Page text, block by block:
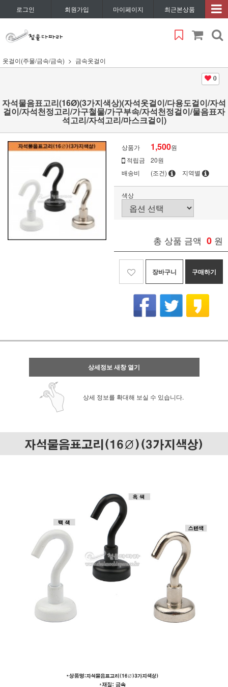
로그인 회원가입 마이페이지 최근본상품
옷걸이(주물/금속/금속) 금속옷걸이
0
자석물음표고리(16Ø)(3가지색상)(자석옷걸이/다용도걸이/자석
걸이/자석천정고리/가구철물/가구부속/자석천정걸이/물음표자
석고리/자석고리/마스크걸이)
상품가 1,500원
적립금
20원
배송비
(조건) 지역별
색상
총 상품 금액 0 원
장바구니 구매하기
상세정보 새창 열기
상세 정보를 확대해 보실 수 있습니다.